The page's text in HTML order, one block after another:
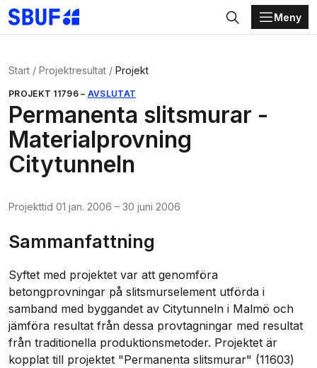
Gå direkt till huvudinnehållet
Sök
Meny
Start Projektresultat Projekt
PROJEKT 11796 – AVSLUTAT
Permanenta slitsmurar -
Materialprovning
Citytunneln
Projekttid 01 jan. 2006 – 30 juni 2006
Sammanfattning
Syftet med projektet var att genomföra
betongprovningar på slitsmurselement utförda i
samband med byggandet av Citytunneln i Malmö och
jämföra resultat från dessa provtagningar med resultat
från traditionella produktionsmetoder. Projektet är
kopplat till projektet "Permanenta slitsmurar" (11603)